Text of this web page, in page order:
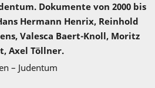
Dokumente von 2000 bis
Hermann Henrix, Reinhold
Valesca Baert-Knoll, Moritz
Axel Töllner.
– Judentum